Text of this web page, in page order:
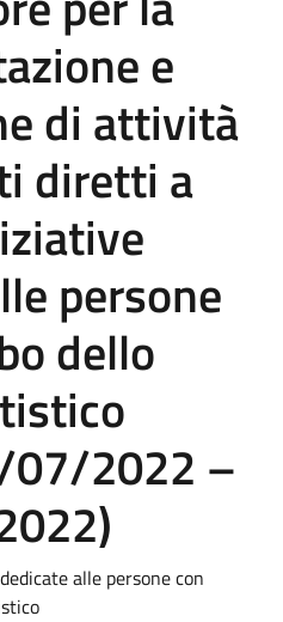
e
di attività
diretti a
persone
dello
07/2022 –
alle persone con